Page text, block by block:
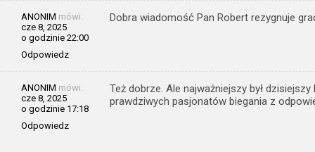
ANONIM mówi:
cze 8, 2025
o godzinie 22:00
Odpowiedz
Dobra wiadomość Pan Robert rezygnuje
ANONIM mówi:
cze 8, 2025
o godzinie 17:18
Odpowiedz
Też dobrze. Ale najważniejszy był
prawdziwych pasjonatów biegania z